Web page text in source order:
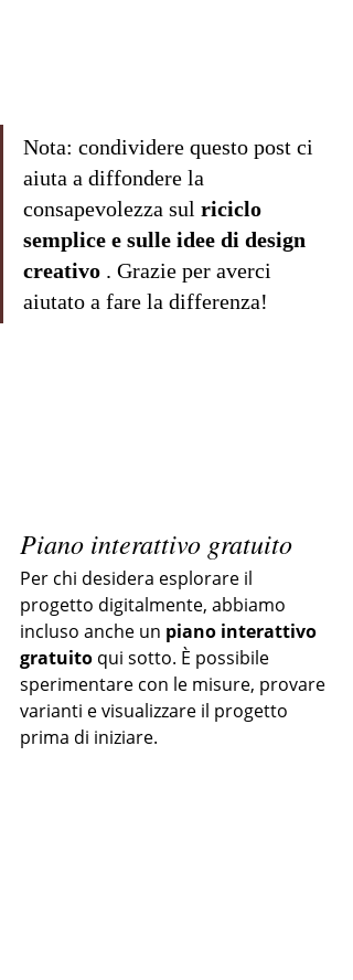
Nota: condividere questo post ci
aiuta a diffondere la
consapevolezza sul riciclo
semplice e sulle idee di design
creativo . Grazie per averci
aiutato a fare la differenza!
Piano interattivo gratuito
Per chi desidera esplorare il
progetto digitalmente, abbiamo
incluso anche un piano interattivo
gratuito qui sotto. È possibile
sperimentare con le misure, provare
varianti e visualizzare il progetto
prima di iniziare.